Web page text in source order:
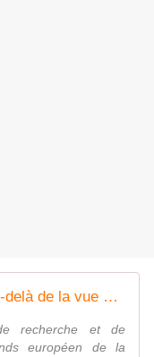
Construire une capacité de tir au-delà de la vue directe entre européens, acte III - FOB - Forces Operations Blog
recherche et de
européen de la